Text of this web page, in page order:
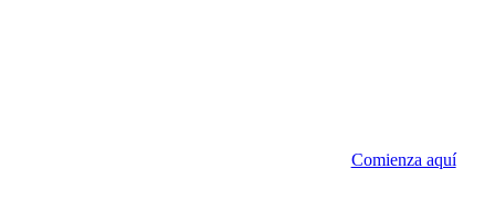
Comienza aquí